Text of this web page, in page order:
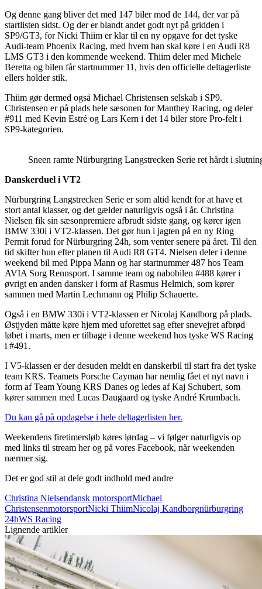
Og denne gang bliver det med 147 biler mod de 144, der var på
startlisten sidst. Og der er blandt andet godt nyt på gridden i
SP9/GT3, for Nicki Thiim er klar til en ny opgave for det tyske
Audi-team Phoenix Racing, med hvem han skal køre i en Audi R8
LMS GT3 i den kommende weekend. Thiim deler med Michele
Beretta og bilen får startnummer 11, hvis den officielle deltagerliste
ellers holder stik.
Thiim gør dermed også Michael Christensen selskab i SP9.
Christensen er på plads hele sæsonen for Manthey Racing, og deler
#911 med Kevin Estré og Lars Kern i det 14 biler store Pro-felt i
SP9-kategorien.
Sneen ramte Nürburgring Langstrecken Serie ret hårdt i
Danskerduel i VT2
Nürburgring Langstrecken Serie er som altid kendt for at have et
stort antal klasser, og det gælder naturligvis også i år. Christina
Nielsen fik sin sæsonpremiere afbrudt sidste gang, og kører igen
BMW 330i i VT2-klassen. Det gør hun i jagten på en ny Ring
Permit forud for Nürburgring 24h, som venter senere på året. Til den
tid skifter hun efter planen til Audi R8 GT4. Nielsen deler i denne
weekend bil med Pippa Mann og har startnummer 487 hos Team
AVIA Sorg Rennsport. I samme team og nabobilen #488 kører i
øvrigt en anden dansker i form af Rasmus Helmich, som kører
sammen med Martin Lechmann og Philip Schauerte.
Også i en BMW 330i i VT2-klassen er Nicolaj Kandborg på plads.
Østjyden måtte køre hjem med uforettet sag efter snevejret afbrød
løbet i marts, men er tilbage i denne weekend hos tyske WS Racing
i #491.
I V5-klassen er der desuden meldt en danskerbil til start fra det tyske
team KRS. Teamets Porsche Cayman har nemlig fået et nyt navn i
form af Team Young KRS Danes og ledes af Kaj Schubert, som
kører sammen med Lucas Daugaard og tyske André Krumbach.
Du kan gå på opdagelse i hele deltagerlisten her.
Weekendens firetimersløb køres lørdag – vi følger naturligvis op
med links til stream her og på vores Facebook, når weekenden
nærmer sig.
Det er god stil at dele godt indhold med andre
Christina Nielsendansk motorsportMichael
ChristensenmotorsportNicki ThiimNicolaj Kandborgnürburgring
24hWS Racing
Lignende artikler